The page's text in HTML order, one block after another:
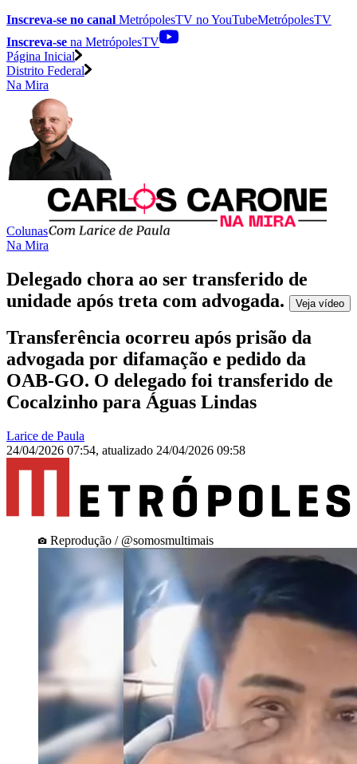
Inscreva-se no canal MetrópolesTV noYouTubeMetrópolesTV
Inscreva-se na MetrópolesTV
Página Inicial
Distrito Federal
Na Mira
Colunas
Na Mira
Delegado chora ao ser transferido de
unidade após treta com advogada. Veja vídeo
Transferência ocorreu após prisão da
advogada por difamação e pedido da
OAB-GO. O delegado foi transferido de
Cocalzinho para Águas Lindas
Larice de Paula
24/04/2026 07:54, atualizado 24/04/2026 09:58
Reprodução / @somosmultimais